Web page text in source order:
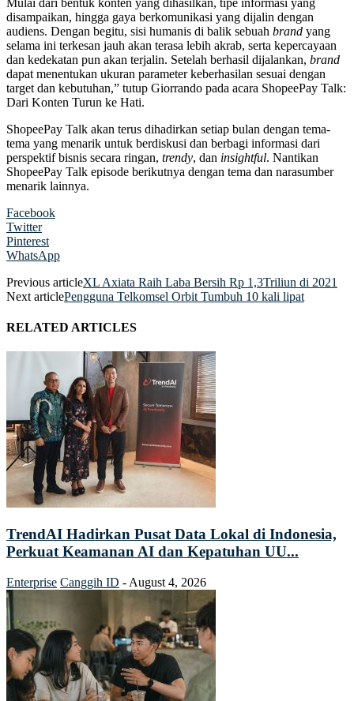
disampaikan, hingga gaya berkomunikasi yang dijalin dengan
audiens. Dengan begitu, sisi humanis di balik sebuah brand yang
selama ini terkesan jauh akan terasa lebih akrab, serta kepercayaan
dan kedekatan pun akan terjalin. Setelah berhasil dijalankan, brand
dapat menentukan ukuran parameter keberhasilan sesuai dengan
target dan kebutuhan,” tutup Giorrando pada acara ShopeePay Talk:
Dari Konten Turun ke Hati.
ShopeePay Talk akan terus dihadirkan setiap bulan dengan tema-
tema yang menarik untuk berdiskusi dan berbagi informasi dari
perspektif bisnis secara ringan, trendy, dan insightful. Nantikan
ShopeePay Talk episode berikutnya dengan tema dan narasumber
menarik lainnya.
Facebook
Twitter
Pinterest
WhatsApp
Previous articleXL Axiata Raih Laba Bersih Rp 1,3Triliun di 2021
Next articlePengguna Telkomsel Orbit Tumbuh 10 kali lipat
RELATED ARTICLES
TrendAI Hadirkan Pusat Data Lokal di Indonesia,
Perkuat Keamanan AI dan Kepatuhan UU...
Enterprise Canggih ID - August 4, 2026